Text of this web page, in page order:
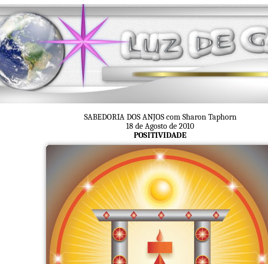
SABEDORIA DOS ANJOS com Sharon Taphorn
18 de Agosto de 2010
POSITIVIDADE